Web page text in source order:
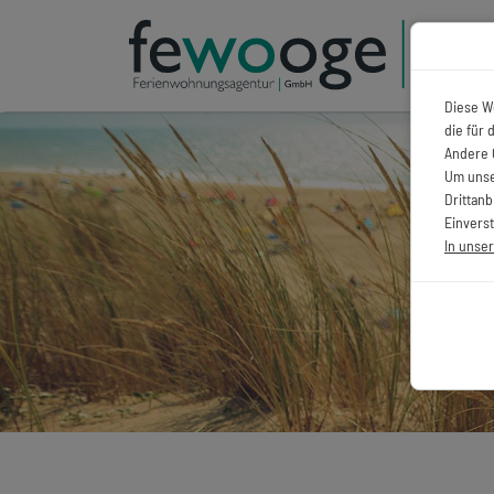
Diese
die für
Andere
Um
In